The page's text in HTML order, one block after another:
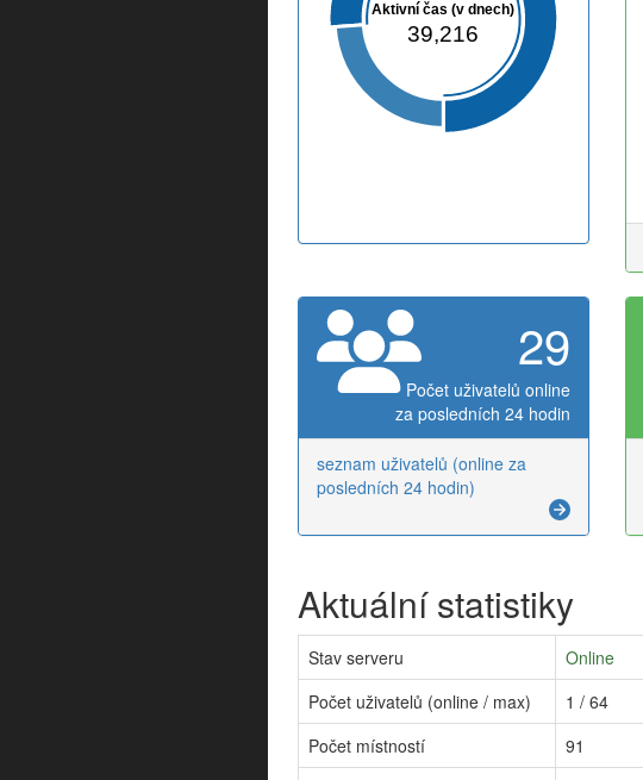
Aktivní čas (v dnech)
39,216
29
Počet uživatelů online
za posledních 24 hodin
seznam uživatelů (online za
posledních 24 hodin)
Aktuální statistiky
Stav serveru
Online
Počet uživatelů (online / max)
1 / 64
Počet místností
91